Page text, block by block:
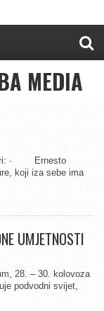
MEDIA
· Ernesto
koji iza sebe ima
UMJETNOSTI
28. – 30. kolovoza
podvodni svijet,